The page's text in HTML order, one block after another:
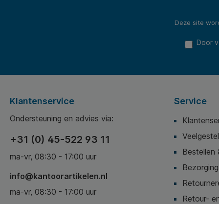
Deze site
Door
Klantenservice
Ondersteuning en advies via:
+31 (0) 45-522 93 11
ma-vr, 08:30 - 17:00 uur
info@kantoorartikelen.nl
ma-vr, 08:30 - 17:00 uur
Service
Bestellen
Retour-